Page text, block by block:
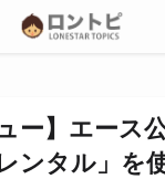
ー】エース
ンタル」を